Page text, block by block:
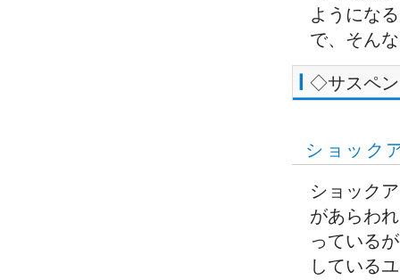
ようにな
で、そん
◇サスペ
ショック
ショック
があらわ
っている
している